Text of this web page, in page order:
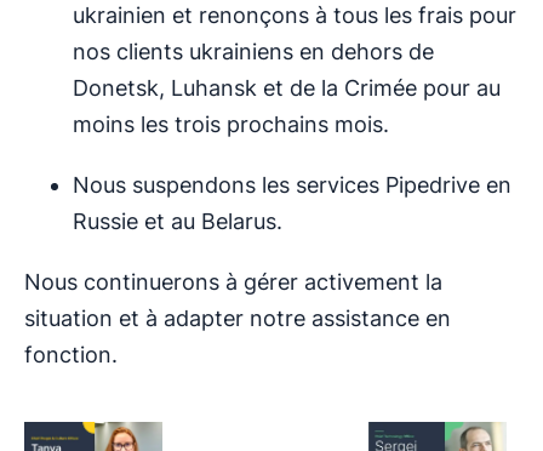
ukrainien et renonçons à tous les frais pour
nos clients ukrainiens en dehors de
Donetsk, Luhansk et de la Crimée pour au
moins les trois prochains mois.
Nous suspendons les services Pipedrive en
Russie et au Belarus.
Nous continuerons à gérer activement la
situation et à adapter notre assistance en
fonction.